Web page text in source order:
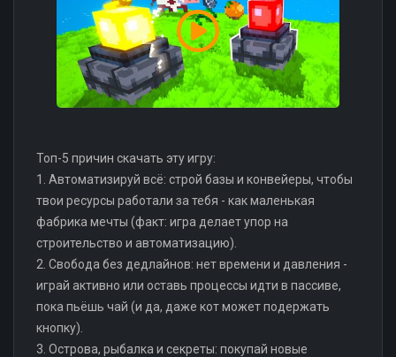
Топ-5 причин скачать эту игру:
1. Автоматизируй всё: строй базы и конвейеры, чтобы
твои ресурсы работали за тебя - как маленькая
фабрика мечты (факт: игра делает упор на
строительство и автоматизацию).
2. Свобода без дедлайнов: нет времени и давления -
играй активно или оставь процессы идти в пассиве,
пока пьёшь чай (и да, даже кот может подержать
кнопку).
3. Острова, рыбалка и секреты: покупай новые